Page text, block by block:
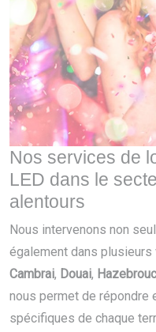
Nos services de
LED dans le
alentours
Nous intervenons non
également dans
Cambrai, Douai,
nous permet de répondre
spécifiques de chaque